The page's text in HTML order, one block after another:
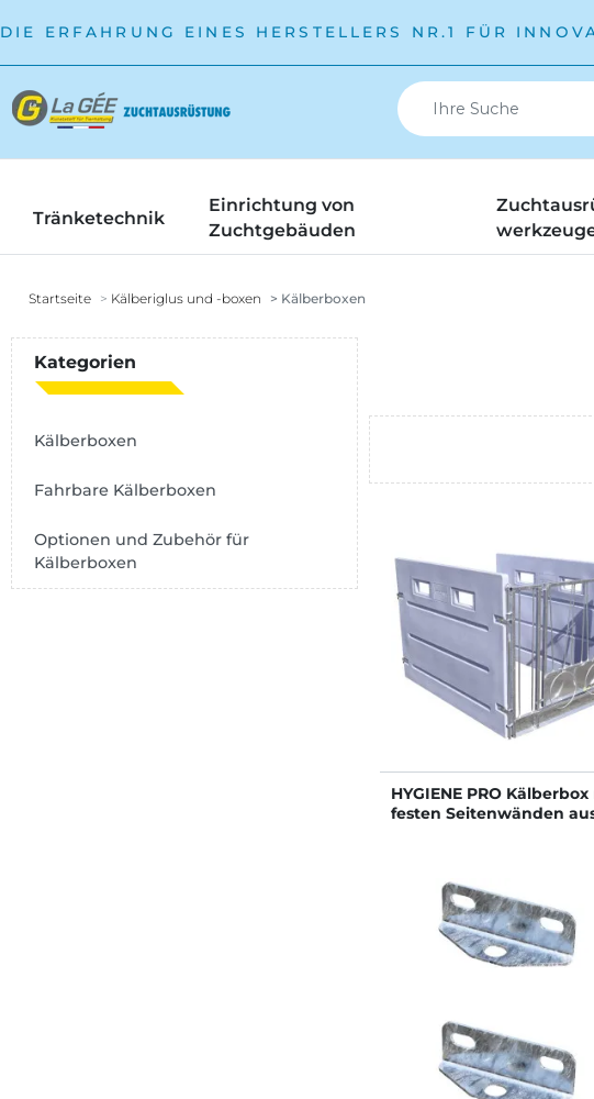
DIE ERFAHRUNG EINES HERSTELLERS NR.1 FÜR
Tränketechnik
Einrichtung von
Zuchtgebäuden
Startseite Kälberiglus und -boxen Kälberboxen
Kategorien
Kälberboxen
Fahrbare Kälberboxen
Optionen und Zubehör für
Kälberboxen
HYGIENE PRO
festen Seitenwänden